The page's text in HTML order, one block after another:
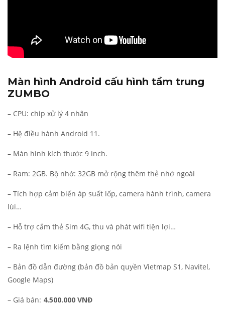
Màn hình Android cấu hình tầm trung
ZUMBO
– CPU: chip xử lý 4 nhân
– Hệ điều hành Android 11.
– Màn hình kích thước 9 inch.
– Ram: 2GB. Bộ nhớ: 32GB mở rộng thêm thẻ nhớ ngoài
– Tích hợp cảm biến áp suất lốp, camera hành trình, camera
lùi…
– Hỗ trợ cắm thẻ Sim 4G, thu và phát wifi tiện lợi…
– Ra lệnh tìm kiếm bằng giọng nói
– Bản đồ dẫn đường (bản đồ bản quyền Vietmap S1, Navitel,
Google Maps)
– Giá bán: 4.500.000 VNĐ